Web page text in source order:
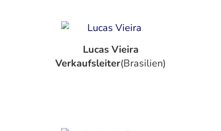
Lucas Vieira
‍Verkaufsleiter(Brasilien)